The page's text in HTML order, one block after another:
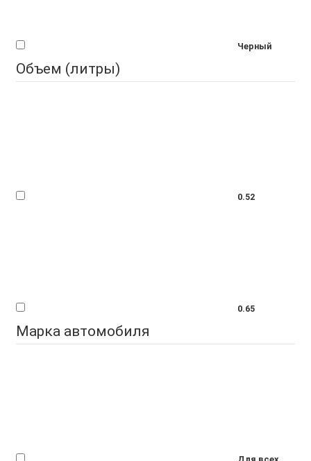
Черный
Объем (литры)
0.52
0.65
Марка автомобиля